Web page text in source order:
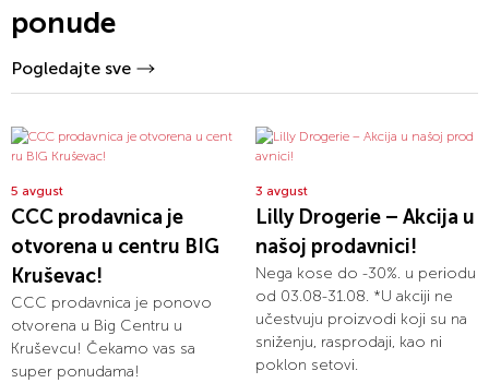
ponude
Pogledajte sve
5 avgust
CCC prodavnica je
otvorena u centru BIG
Kruševac!
CCC prodavnica je ponovo
otvorena u Big Centru u
Kruševcu! Čekamo vas sa
super ponudama!
3 avgust
Lilly Drogerie – Akcija u
našoj prodavnici!
Nega kose do -30%. u periodu
od 03.08-31.08. *U akciji ne
učestvuju proizvodi koji su na
sniženju, rasprodaji, kao ni
poklon setovi.